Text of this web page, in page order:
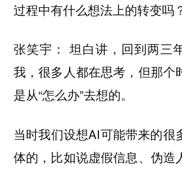
过程中有什么想法上的转变吗
张笑宇： 坦白讲，回到两三
我，很多人都在思考，但那个
是从“怎么办”去想的。
当时我们设想AI可能带来的很
体的，比如说虚假信息、伪造